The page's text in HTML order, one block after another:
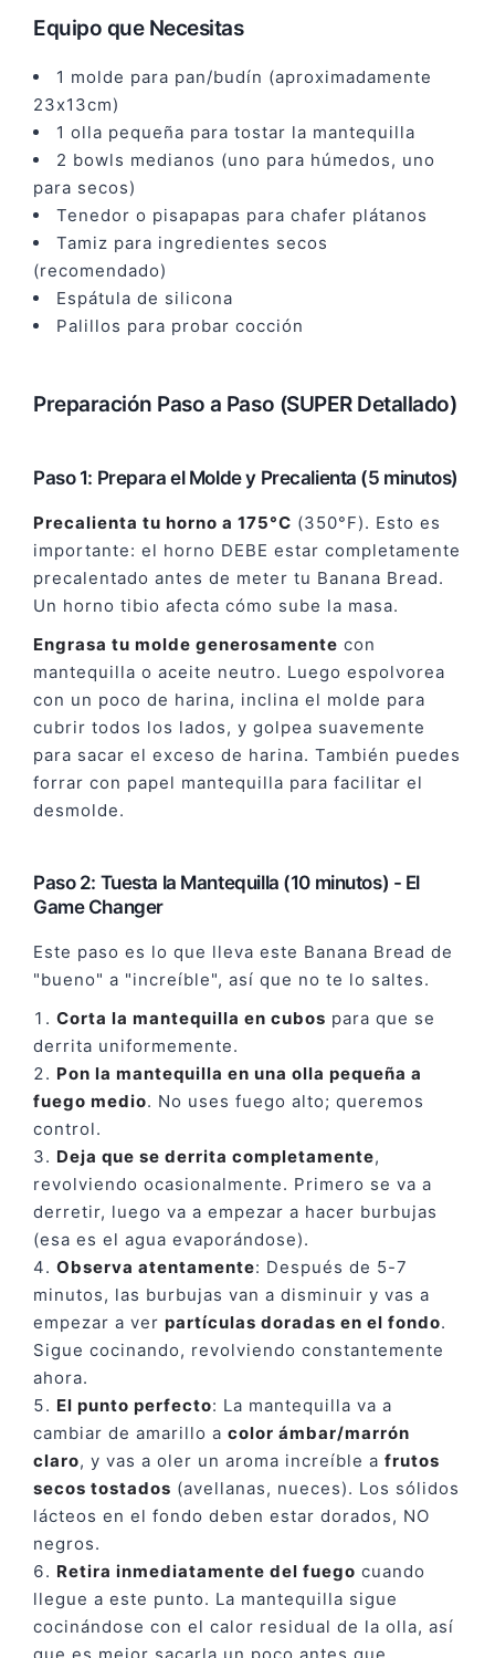
Equipo que Necesitas
1 molde para pan/budín (aproximadamente
23x13cm)
1 olla pequeña para tostar la mantequilla
2 bowls medianos (uno para húmedos, uno
para secos)
Tenedor o pisapapas para chafer plátanos
Tamiz para ingredientes secos
(recomendado)
Espátula de silicona
Palillos para probar cocción
Preparación Paso a Paso (SUPER Detallado)
Paso 1: Prepara el Molde y Precalienta (5 minutos)
Precalienta tu horno a 175°C (350°F). Esto es
importante: el horno DEBE estar completamente
precalentado antes de meter tu Banana Bread.
Un horno tibio afecta cómo sube la masa.
Engrasa tu molde generosamente con
mantequilla o aceite neutro. Luego espolvorea
con un poco de harina, inclina el molde para
cubrir todos los lados, y golpea suavemente
para sacar el exceso de harina. También puedes
forrar con papel mantequilla para facilitar el
desmolde.
Paso 2: Tuesta la Mantequilla (10 minutos) - El
Game Changer
Este paso es lo que lleva este Banana Bread de
"bueno" a "increíble", así que no te lo saltes.
Corta la mantequilla en cubos para que se
derrita uniformemente.
Pon la mantequilla en una olla pequeña a
fuego medio. No uses fuego alto; queremos
control.
Deja que se derrita completamente,
revolviendo ocasionalmente. Primero se va a
derretir, luego va a empezar a hacer burbujas
(esa es el agua evaporándose).
Observa atentamente: Después de 5-7
minutos, las burbujas van a disminuir y vas a
empezar a ver partículas doradas en el fondo.
Sigue cocinando, revolviendo constantemente
ahora.
El punto perfecto: La mantequilla va a
cambiar de amarillo a color ámbar/marrón
claro, y vas a oler un aroma increíble a frutos
secos tostados (avellanas, nueces). Los sólidos
lácteos en el fondo deben estar dorados, NO
negros.
Retira inmediatamente del fuego cuando
llegue a este punto. La mantequilla sigue
cocinándose con el calor residual de la olla, así